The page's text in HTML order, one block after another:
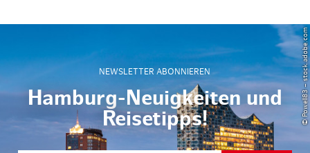
NEWSLETTER ABONNIEREN
Hamburg-Neuigkeiten und
Reisetipps!
© Powell83 – stock.adobe.com